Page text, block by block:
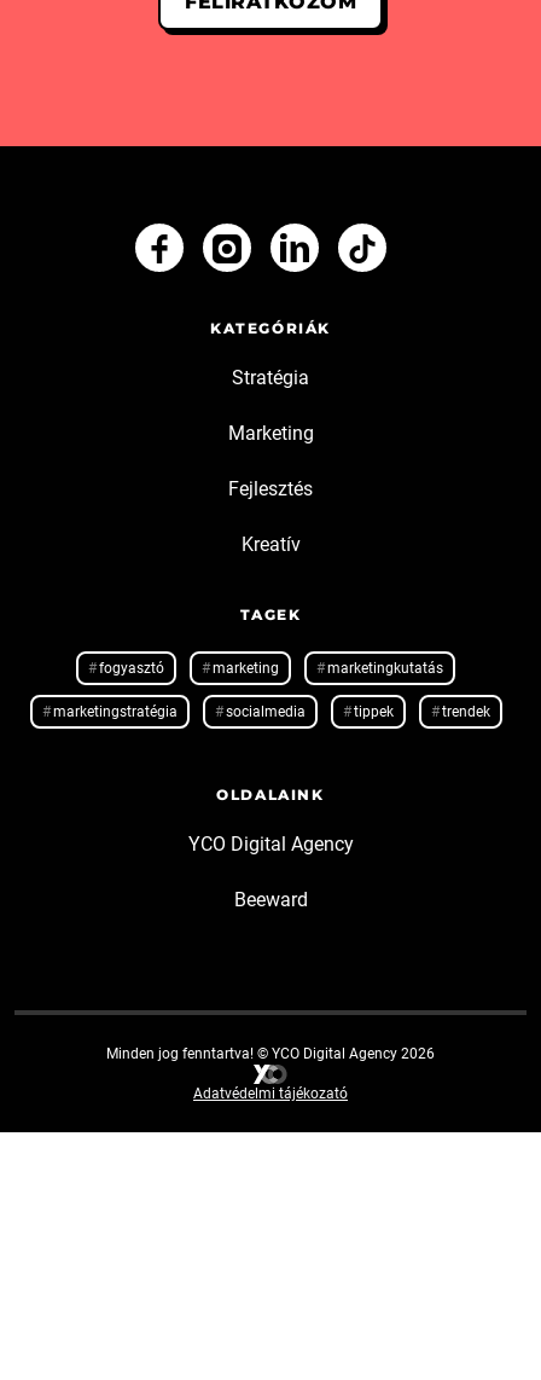
KATEGÓRIÁK
Stratégia
Marketing
Fejlesztés
Kreatív
TAGEK
fogyasztó marketing marketingkutatás
marketingstratégia socialmedia tippek trendek
OLDALAINK
YCO Digital Agency
Beeward
Minden jog fenntartva! © YCO Digital Agency 2026
Adatvédelmi tájékozató